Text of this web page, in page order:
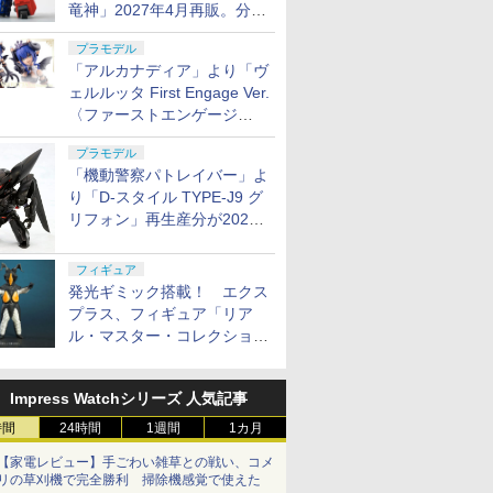
竜神」2027年4月再販。分離
変形が可能
プラモデル
「アルカナディア」より「ヴ
ェルルッタ First Engage Ver.
〈ファーストエンゲージ
Ver.〉」が2027年2月発売！
プラモデル
「機動警察パトレイバー」よ
り「D-スタイル TYPE-J9 グ
リフォン」再生産分が2027
フィギュア
発光ギミック搭載！ エクス
プラス、フィギュア「リア
ル・マスター・コレクション
11月発売
Impress Watchシリーズ 人気記事
24時間 1週間 1カ月
家電レビュー】手ごわい雑草との戦い、コメ
の草刈機で完全勝利 掃除機感覚で使えた